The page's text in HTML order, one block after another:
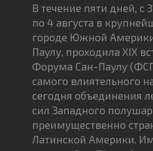
В течение пяти дней, с
по 4 августа в
городе Южной
Паулу, проходила XIX
Форума Сан-Паулу
самого влиятельного
сегодня объединения
сил Западного
преимущественно
Латинской Америки.